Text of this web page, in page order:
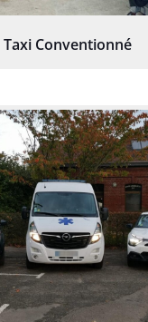
Taxi Conventionné